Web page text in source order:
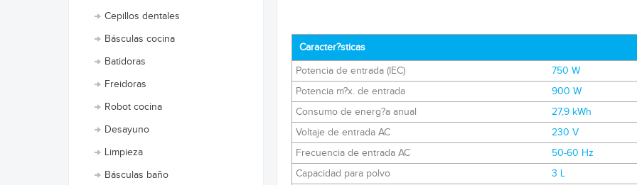
Cepillos dentales
Básculas cocina
Batidoras
Freidoras
Robot cocina
Desayuno
Limpieza
Básculas baño
Caracter?sticas
Potencia de entrada (IEC)
750 W
Potencia m?x. de entrada
900 W
Consumo de energ?a anual
27,9 kWh
Voltaje de entrada AC
230 V
Frecuencia de entrada AC
50-60 Hz
Capacidad para polvo
3 L